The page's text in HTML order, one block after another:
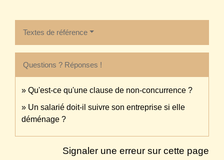
Textes de référence
Questions ? Réponses !
Qu'est-ce qu'une clause de non-concurrence ?
Un salarié doit-il suivre son entreprise si elle
déménage ?
Signaler une erreur sur cette page